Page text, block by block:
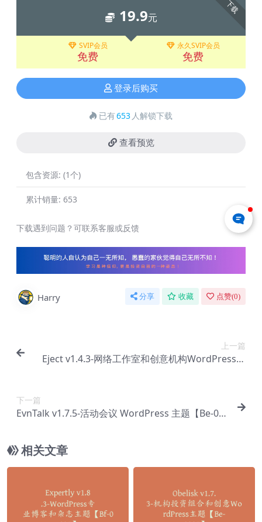
下载
19.9元
SVIP会员
免费
永久SVIP会员
免费
登录后购买
已有653 人解锁下载
查看预览
包含资源: (1个)
累计销量: 653
下载遇到问题？可联系客服或反馈
Harry 分享 收藏 点赞(0)
上一篇
Eject v1.4.3-网络工作室和创意机构WordPress主
下一篇
EvnTalk v1.7.5-活动会议 WordPress 主题【Be-00
相关文章